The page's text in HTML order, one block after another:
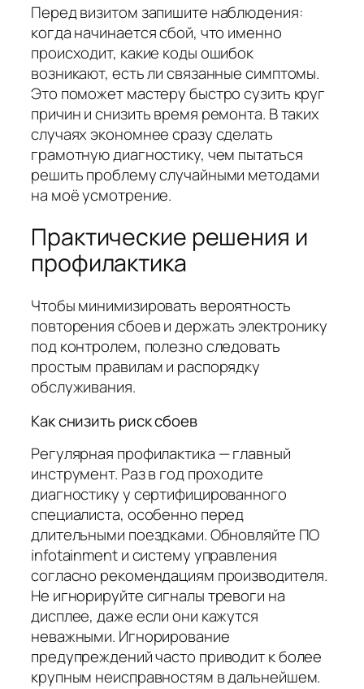
Перед визитом запишите наблюдения:
когда начинается сбой, что именно
происходит, какие коды ошибок
возникают, есть ли связанные симптомы.
Это поможет мастеру быстро сузить круг
причин и снизить время ремонта. В таких
случаях экономнее сразу сделать
грамотную диагностику, чем пытаться
решить проблему случайными методами
на моё усмотрение.
Практические решения и
профилактика
Чтобы минимизировать вероятность
повторения сбоев и держать электронику
под контролем, полезно следовать
простым правилам и распорядку
обслуживания.
Как снизить риск сбоев
Регулярная профилактика — главный
инструмент. Раз в год проходите
диагностику у сертифицированного
специалиста, особенно перед
длительными поездками. Обновляйте ПО
infotainment и систему управления
согласно рекомендациям производителя.
Не игнорируйте сигналы тревоги на
дисплее, даже если они кажутся
неважными. Игнорирование
предупреждений часто приводит к более
крупным неисправностям в дальнейшем.